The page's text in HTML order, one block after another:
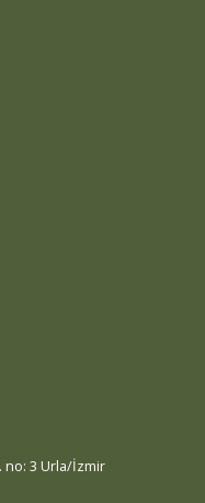
no: 3 Urla/İzmir